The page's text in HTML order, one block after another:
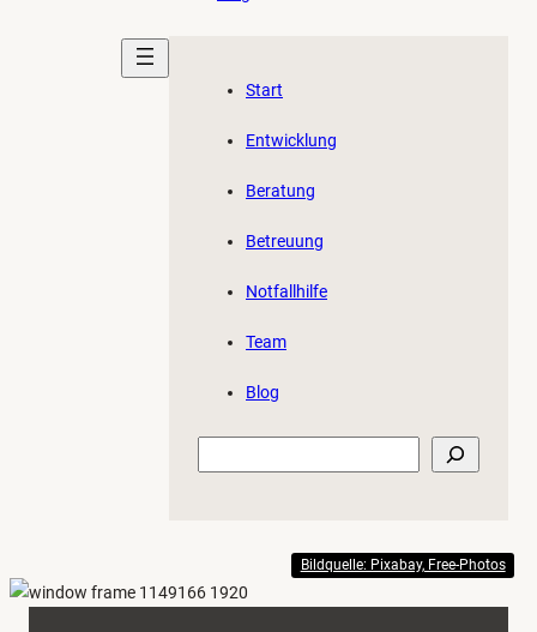
Start
Entwicklung
Beratung
Betreuung
Notfallhilfe
Team
Blog
Bildquelle: Pixabay, Free-Photos